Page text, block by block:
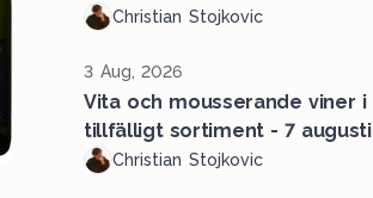
Christian Stojkovic
3 Aug, 2026
Vita och mousserande viner i
tillfälligt sortiment - 7 augusti
Christian Stojkovic